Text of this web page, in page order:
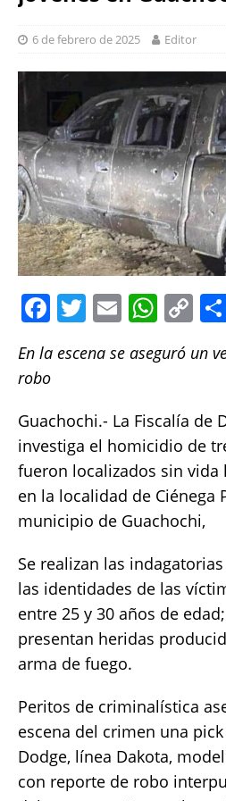
6 de febrero de 2025 Editor
F
c
b
o
o
k
T
it
r
E
ai
W
at
A
p
p
C
p
Li
n
k
En la escena se aseguró un
robo
Guachochi.- La Fiscalía de
investiga el homicidio de
fueron localizados sin vida
en la localidad de Ciénega
municipio de Guachochi,
Se realizan las
las identidades de las
entre 25 y 30 años de
presentan heridas
arma de fuego.
Peritos de criminalística
escena del crimen una
Dodge, línea Dakota,
con reporte de robo